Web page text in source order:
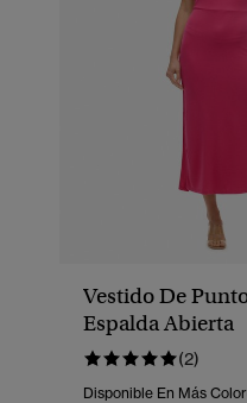
Vestido De
Espalda Abierta
(2)
Disponible En Más